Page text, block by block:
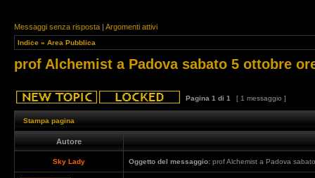
Messaggi senza risposta | Argomenti attivi
Indice » Area Pubblica
prof Alchemist a Padova sabato 5 ottobre
Pagina 1 di 1 [ 1 messaggio ]
Stampa pagina
Autore
Sky Lady Oggetto del messaggio: prof Alchemist a Padova